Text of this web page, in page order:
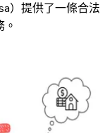
）提供了一條合法